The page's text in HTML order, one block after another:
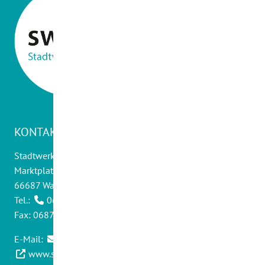
KONTAKT
Stadtwerke Wadern GmbH
Marktplatz 14
66687 Wadern
Tel.:
06871 - 9012 0
Fax: 06871 - 9012 30
E-Mail:
www.stadtwerke-wadern.de